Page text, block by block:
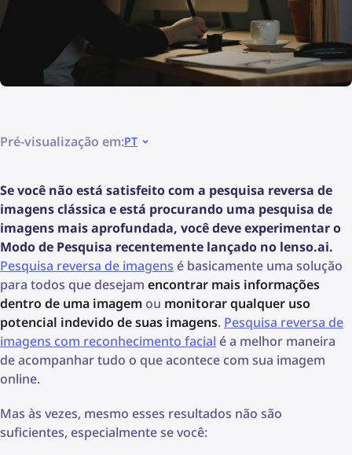
Pré-visualização em:PT
Se você não está satisfeito com a pesquisa reversa de
imagens clássica e está procurando uma pesquisa de
imagens mais aprofundada, você deve experimentar o
Modo de Pesquisa recentemente lançado no lenso.ai.
Pesquisa reversa de imagens é basicamente uma solução
para todos que desejam encontrar mais informações
dentro de uma imagemou monitorar qualquer uso
potencial indevido de suas imagens. Pesquisa reversa de
imagens com reconhecimento facial é a melhor maneira
de acompanhar tudo o que acontece com sua imagem
online.
Mas às vezes, mesmo esses resultados não são
suficientes, especialmente se você: